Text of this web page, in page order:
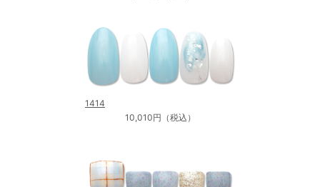
1414
10,010円（税込）